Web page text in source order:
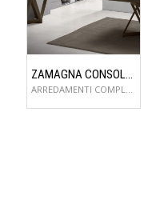
ZAMAGNA CONSOLLE FLAME
ARREDAMENTI COMPLEMENTI D'ARREDO